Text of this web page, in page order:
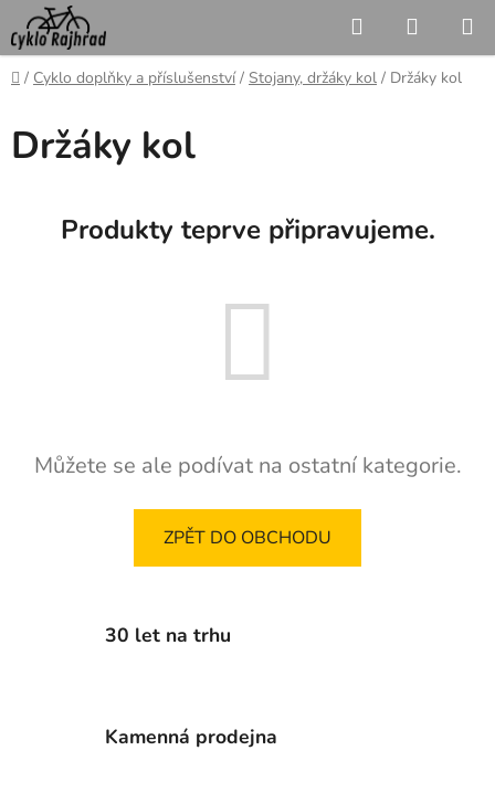
Přejít
na
obsah
Hledat
KOŠÍK
Domů
/ Cyklo doplňky a příslušenství / Stojany, držáky kol / Držáky kol
Držáky kol
Produkty teprve připravujeme.
Můžete se ale podívat na ostatní kategorie.
ZPĚT DO OBCHODU
30 let na trhu
Kamenná prodejna